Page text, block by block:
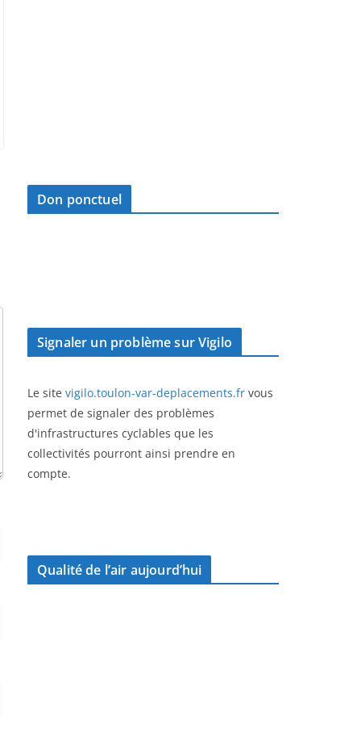
Don ponctuel
Signaler un problème sur Vigilo
Le site vigilo.toulon-var-deplacements.fr vous
permet de signaler des problèmes
d'infrastructures cyclables que les
collectivités pourront ainsi prendre en
compte.
Qualité de l’air aujourd’hui